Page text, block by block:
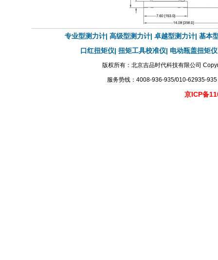
专业型测力计| 高级型测力计| 卓越型测力计| 基本
口红扭矩仪| 扭矩工具校准仪| 电动瓶盖扭矩
版权所有：北京吉品时代科技有限公司
服务势线：4008-936-935/010-62935-
京ICP备